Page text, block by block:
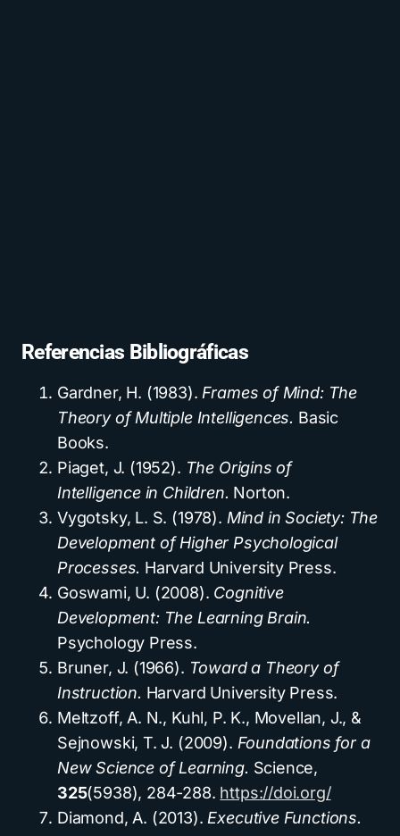
Referencias Bibliográficas
Gardner, H. (1983). Frames of Mind: The
Theory of Multiple Intelligences. Basic
Books.
Piaget, J. (1952). The Origins of
Intelligence in Children. Norton.
Vygotsky, L. S. (1978). Mind in Society: The
Development of Higher Psychological
Processes. Harvard University Press.
Goswami, U. (2008). Cognitive
Development: The Learning Brain.
Psychology Press.
Bruner, J. (1966). Toward a Theory of
Instruction. Harvard University Press.
Meltzoff, A. N., Kuhl, P. K., Movellan, J., &
Sejnowski, T. J. (2009). Foundations for a
New Science of Learning. Science,
325(5938), 284-288. https://doi.org/
Diamond, A. (2013). Executive Functions.